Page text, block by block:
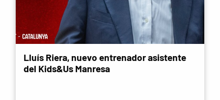
Lluís Riera, nuevo entrenador asistente
del Kids&Us Manresa